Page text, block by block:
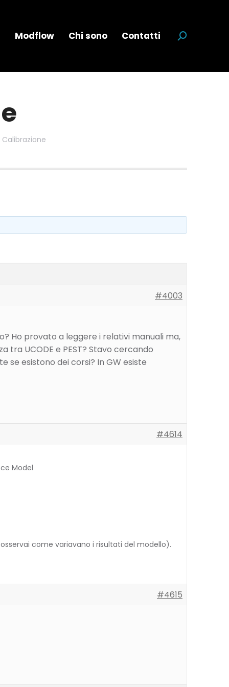
Modflow Chi sono Contatti Cerca:
#4003
Ho provato a leggere i relativi manuali ma,
tra UCODE e PEST? Stavo cercando
se esistono dei corsi? In GW esiste
#4614
Model
come variavano i risultati del modello).
#4615